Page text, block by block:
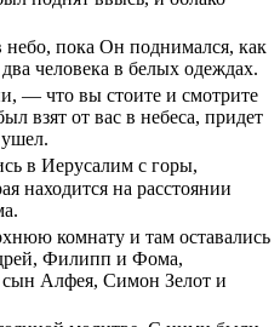
пока Он поднимался, как
человека в белых одеждах.
— что вы стоите и смотрите
взят от вас в небеса, придет
в Иерусалим с горы,
находится на расстоянии
комнату и там оставались
Филипп и Фома,
Алфея, Симон Зелот и